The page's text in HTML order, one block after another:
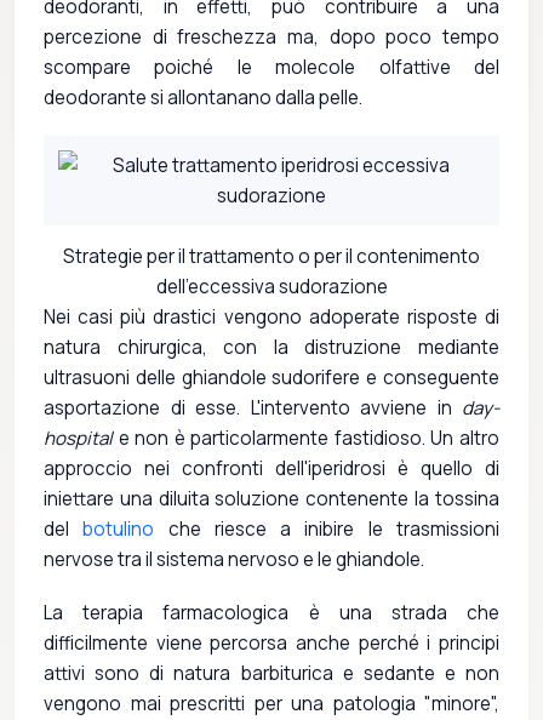
deodoranti, in effetti, può contribuire a una
percezione di freschezza ma, dopo poco tempo
scompare poiché le molecole olfattive del
deodorante si allontanano dalla pelle.
Strategie per il trattamento o per il contenimento
dell'eccessiva sudorazione
Nei casi più drastici vengono adoperate risposte di
natura chirurgica, con la distruzione mediante
ultrasuoni delle ghiandole sudorifere e conseguente
asportazione di esse. L'intervento avviene in day-
hospitale non è particolarmente fastidioso. Un altro
approccio nei confronti dell'iperidrosi è quello di
iniettare una diluita soluzione contenente la tossina
delbotulino che riesce a inibire le trasmissioni
nervose tra il sistema nervoso e le ghiandole.
La terapia farmacologica è una strada che
difficilmente viene percorsa anche perché i principi
attivi sono di natura barbiturica e sedante e non
vengono mai prescritti per una patologia "minore",